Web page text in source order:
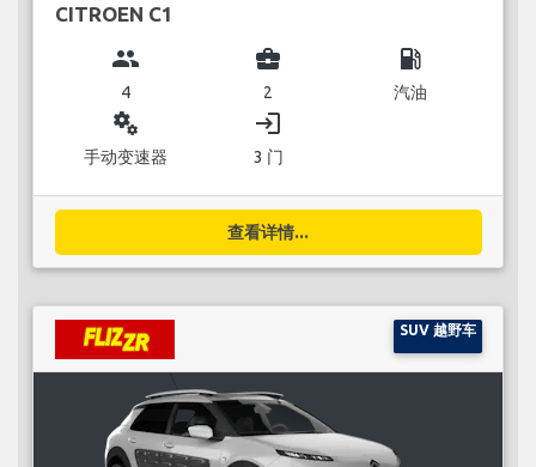
CITROEN C1
group
4
business_center
2
local_gas_station
汽油
miscellaneous_services
手动变速器
login
3 门
查看详情...
SUV 越野车